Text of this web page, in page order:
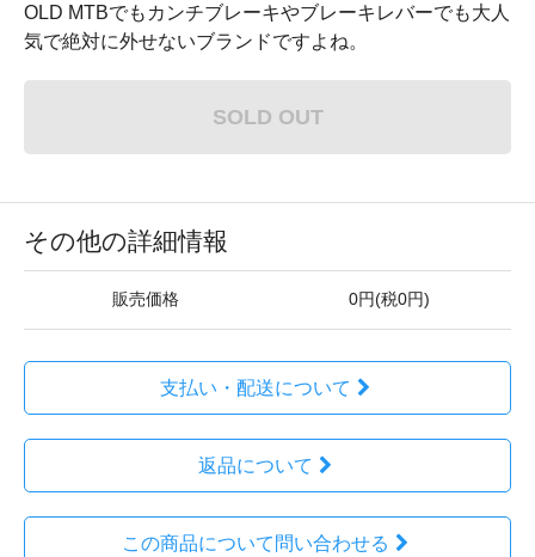
OLD MTBでもカンチブレーキやブレーキレバーでも大人
気で絶対に外せないブランドですよね。
SOLD OUT
その他の詳細情報
販売価格 0円(税0円)
支払い・配送について
返品について
この商品について問い合わせる